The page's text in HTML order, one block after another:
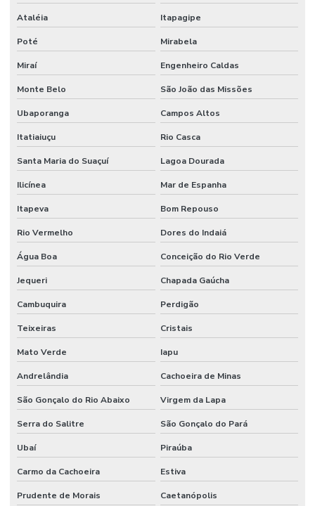
Ataléia Itapagipe
Poté Mirabela
Miraí Engenheiro Caldas
Monte Belo São João das Missões
Ubaporanga Campos Altos
Itatiaiuçu Rio Casca
Santa Maria do Suaçuí Lagoa Dourada
Ilicínea Mar de Espanha
Itapeva Bom Repouso
Rio Vermelho Dores do Indaiá
Água Boa Conceição do Rio Verde
Jequeri Chapada Gaúcha
Cambuquira Perdigão
Teixeiras Cristais
Mato Verde Iapu
Andrelândia Cachoeira de Minas
São Gonçalo do Rio Abaixo Virgem da Lapa
Serra do Salitre São Gonçalo do Pará
Ubaí Piraúba
Carmo da Cachoeira Estiva
Prudente de Morais Caetanópolis